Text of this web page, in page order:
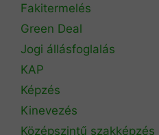
Fakitermelés
Green Deal
Jogi állásfoglalás
KAP
Képzés
Kinevezés
Középszintű szakképzés